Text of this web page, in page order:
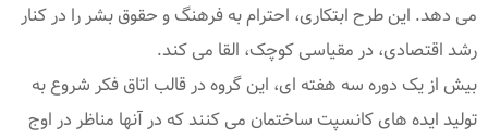
می دهد. این طرح ابتکاری، احترام به فرهنگ و حقوق بشر را در کنار
رشد اقتصادی، در مقیاسی کوچک، القا می کند.
بیش از یک دوره سه هفته ای، این گروه در قالب اتاق فکر شروع به
تولید ایده های کانسپت ساختمان می کنند که در آنها مناظر در اوج